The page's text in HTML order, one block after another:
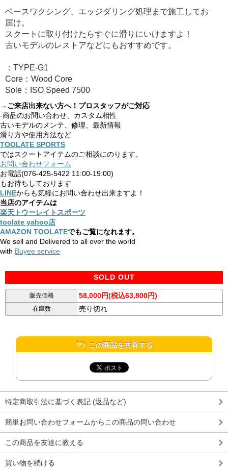
ベースワクシング、エッジダリング処理まで施工してお
届け。
スクートに取り付けたらすぐに滑りにいけますよ！
古いモデルのレストアなどにもおすすめです。
：TYPE-G1
Core：Wood Core
Sole：ISO Speed 7500
→ご来店出来ない方へ！プロスタッフがご対応
-商品のお問い合わせ、カスタム相性
古いモデルのメンテ、修理、最新情報
滑り方や使用方法など
TOOLATE SPORTS
ではスクートアイテムのご相談にのります。
お問い合わせフォーム
お電話(076-425-5422 11:00-19:00)
もお待ちしております
LINEからも気軽にお問い合わせ出来ますよ！
当店のアイテムは
楽天トウーレイトスポーツ
toolate yahoo店
AMAZON TOOLATEでもご覧になれます。
We sell and Delivered to all over the world
with Buyee service
SOLD OUT
販売価格 58,000円(税込63,800円)
在庫数 売り切れ
この商品を共有する
特定商取引法に基づく表記 (返品など)
簡単お問い合わせフォームからこの商品の問い合わせ
この商品を友達に教える
買い物を続ける